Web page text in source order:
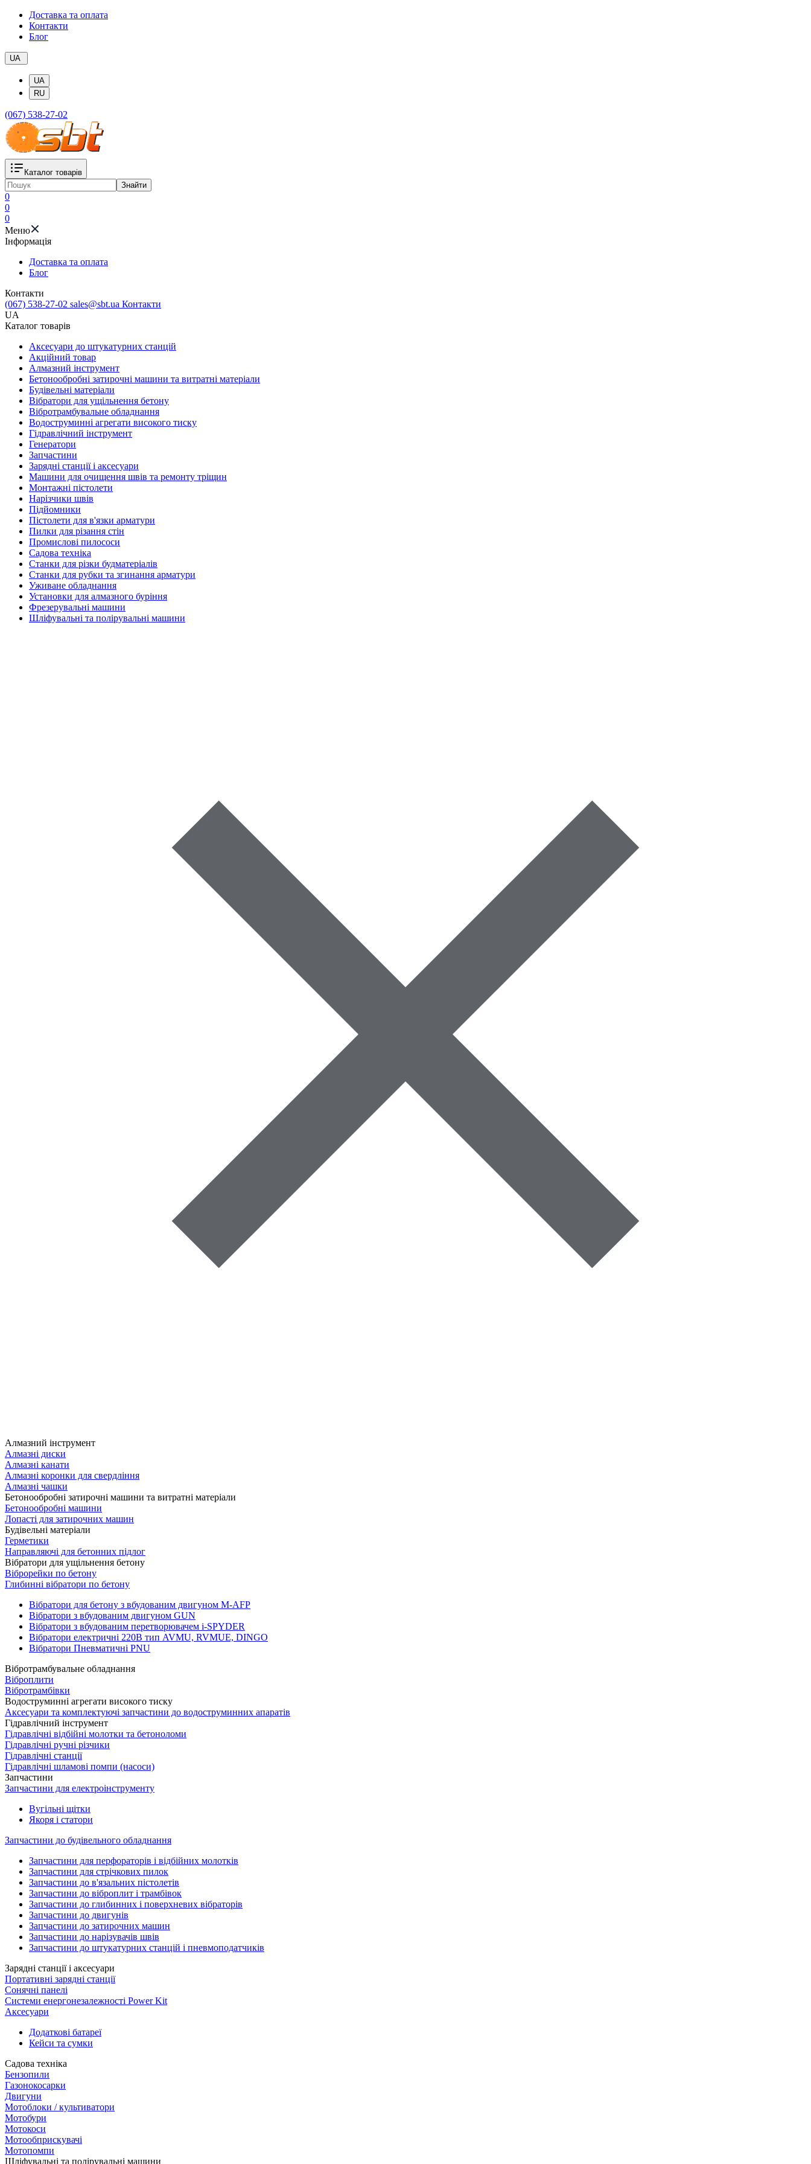
Доставка та оплата
Контакти
Блог
UA
UA
RU
(067) 538-27-02
Каталог товарів
Знайти
0
0
0
Меню
Iнформація
Доставка та оплата
Блог
Контакти
(067) 538-27-02 sales@sbt.ua Контакти
UA
Каталог товарів
Аксесуари до штукатурних станцій
Акційний товар
Алмазний інструмент
Бетонообробні затирочні машини та витратні матеріали
Будівельні матеріали
Вібратори для ущільнення бетону
Вібротрамбувальне обладнання
Водоструминні агрегати високого тиску
Гідравлічний інструмент
Генератори
Запчастини
Зарядні станції і аксесуари
Машини для очищення швів та ремонту тріщин
Монтажні пістолети
Нарізчики швів
Підйомники
Пістолети для в'язки арматури
Пилки для різання стін
Промислові пилососи
Садова техніка
Станки для різки будматеріалів
Станки для рубки та згинання арматури
Уживане обладнання
Установки для алмазного буріння
Фрезерувальні машини
Шліфувальні та полірувальні машини
Алмазний інструмент
Алмазні диски
Алмазні канати
Алмазні коронки для свердління
Алмазні чашки
Бетонообробні затирочні машини та витратні матеріали
Бетонообробні машини
Лопасті для затирочних машин
Будівельні матеріали
Герметики
Направляючі для бетонних підлог
Вібратори для ущільнення бетону
Віброрейки по бетону
Глибинні вібратори по бетону
Вібратори для бетону з вбудованим двигуном M-AFP
Вібратори з вбудованим двигуном GUN
Вібратори з вбудованим перетворювачем i-SPYDER
Вібратори електричні 220B тип AVMU, RVMUE, DINGO
Вібратори Пневматичні PNU
Вібротрамбувальне обладнання
Віброплити
Вібротрамбівки
Водоструминні агрегати високого тиску
Аксесуари та комплектуючі запчастини до водоструминних апаратів
Гідравлічний інструмент
Гідравлічні відбійні молотки та бетоноломи
Гідравлічні ручні різчики
Гідравлічні станції
Гідравлічні шламові помпи (насоси)
Запчастини
Запчастини для електроінструменту
Вугільні щітки
Якоря і статори
Запчастини до будівельного обладнання
Запчастини для перфораторів і відбійних молотків
Запчастини для стрічкових пилок
Запчастини до в'язальних пістолетів
Запчастини до віброплит і трамбівок
Запчастини до глибинних і поверхневих вібраторів
Запчастини до двигунів
Запчастини до затирочних машин
Запчастини до нарізувачів швів
Запчастини до штукатурних станцій і пневмоподатчиків
Зарядні станції і аксесуари
Портативні зарядні станції
Сонячні панелі
Системи енергонезалежності Power Kit
Аксесуари
Додаткові батареї
Кейси та сумки
Садова техніка
Бензопили
Газонокосарки
Двигуни
Мотоблоки / культиватори
Мотобури
Мотокоси
Мотообприскувачі
Мотопомпи
Шліфувальні та полірувальні машини